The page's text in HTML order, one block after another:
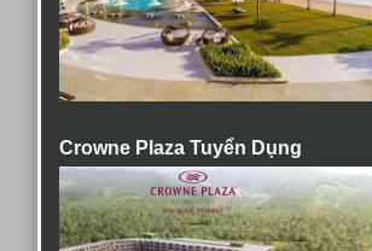
Crowne Plaza Tuyển Dụng